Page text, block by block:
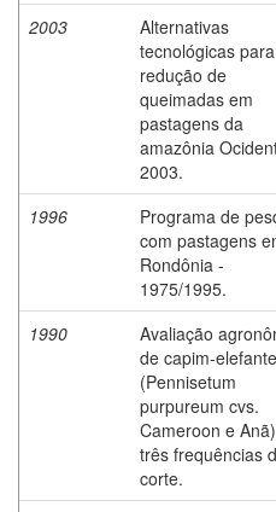
2003
Alternativas
tecnológicas
redução de
queimadas em
pastagens da
amazônia
2003.
1996
Programa de
com pastagens
Rondônia -
1975/1995.
1990
Avaliação
de capim-elefante
(Pennisetum
purpureum cvs.
Cameroon e
três frequências
corte.